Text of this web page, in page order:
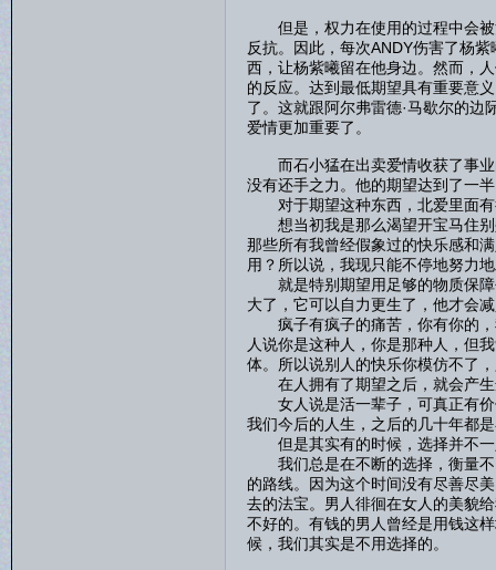
但是，权力在使用的过程中会被
反抗。因此，每次ANDY伤害了杨
西，让杨紫曦留在他身边。然而，
的反应。达到最低期望具有重要意
了。这就跟阿尔弗雷德·马歇尔的
爱情更加重要了。
而石小猛在出卖爱情收获了事业
没有还手之力。他的期望达到了一
对于期望这种东西，北爱里面有
想当初我是那么渴望开宝马住别
那些所有我曾经假象过的快乐感和
用？所以说，我现只能不停地努力
就是特别期望用足够的物质保障
大了，它可以自力更生了，他才会
疯子有疯子的痛苦，你有你的，
人说你是这种人，你是那种人，但
体。所以说别人的快乐你模仿不了
在人拥有了期望之后，就会产生
女人说是活一辈子，可真正有价
我们今后的人生，之后的几十年都
但是其实有的时候，选择并不一
我们总是在不断的选择，衡量不
的路线。因为这个时间没有尽善尽
去的法宝。男人徘徊在女人的美貌
不好的。有钱的男人曾经是用钱这
候，我们其实是不用选择的。